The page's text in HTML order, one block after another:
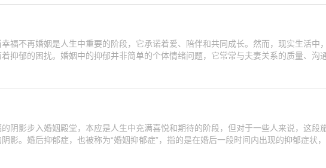
福不再婚姻是人生中重要的阶段，它承诺着爱、陪伴和共同成长。然而，现实生活中
抑郁的困扰。婚姻中的抑郁并非简单的个体情绪问题，它常常与夫妻关系的质量、沟
阴影步入婚姻殿堂，本应是人生中充满喜悦和期待的阶段，但对于一些人来说，这段
影。婚后抑郁症，也被称为“婚姻抑郁症”，指的是在婚后一段时间内出现的抑郁症状